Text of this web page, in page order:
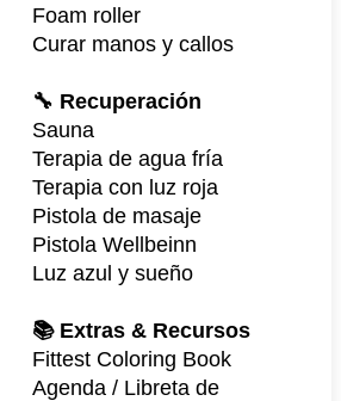
Foam roller
Curar manos y callos
🔧 Recuperación
Sauna
Terapia de agua fría
Terapia con luz roja
Pistola de masaje
Pistola Wellbeinn
Luz azul y sueño
📚 Extras & Recursos
Fittest Coloring Book
Agenda / Libreta de